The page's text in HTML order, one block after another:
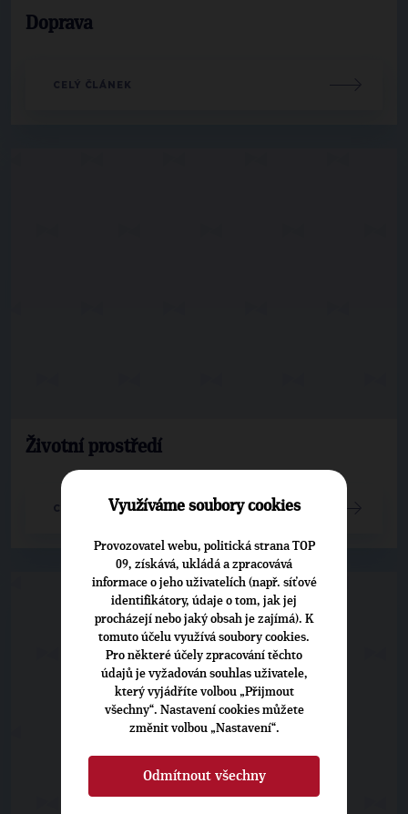
Doprava
CELÝ ČLÁNEK
Životní prostředí
CELÝ ČLÁNEKVyužíváme soubory cookies
Provozovatel webu, politická strana TOP
09, získává, ukládá a zpracovává
informace o jeho uživatelích (např. síťové
identifikátory, údaje o tom, jak jej
procházejí nebo jaký obsah je zajímá). K
tomuto účelu využívá soubory cookies.
Pro některé účely zpracování těchto
údajů je vyžadován souhlas uživatele,
který vyjádříte volbou „Přijmout
všechny“. Nastavení cookies můžete
změnit volbou „Nastavení“.
Odmítnout všechny